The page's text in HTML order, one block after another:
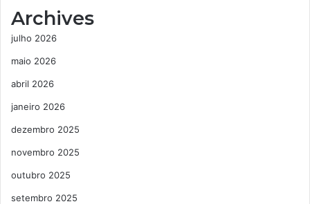
Archives
julho 2026
maio 2026
abril 2026
janeiro 2026
dezembro 2025
novembro 2025
outubro 2025
setembro 2025